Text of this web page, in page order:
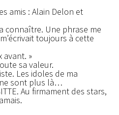
amis : Alain Delon et
connaître. Une phrase me
toujours à cette
avant. »
sa valeur.
Les idoles de ma
ne sont plus là…
Au firmament des stars,